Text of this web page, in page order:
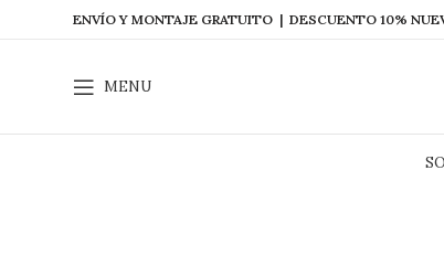
ENVÍO Y MONTAJE GRATUITO | DESCUENTO 10%
MENU